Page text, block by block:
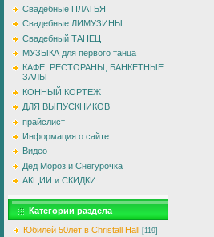
Свадебные ПЛАТЬЯ
Свадебные ЛИМУЗИНЫ
Свадебный ТАНЕЦ
МУЗЫКА для первого танца
КАФЕ, РЕСТОРАНЫ, БАНКЕТНЫЕ
ЗАЛЫ
КОННЫЙ КОРТЕЖ
ДЛЯ ВЫПУСКНИКОВ
прайслист
Информация о сайте
Видео
Дед Мороз и Снегурочка
АКЦИИ и СКИДКИ
Категории раздела
Юбилей 50лет в Christall Hall [119]